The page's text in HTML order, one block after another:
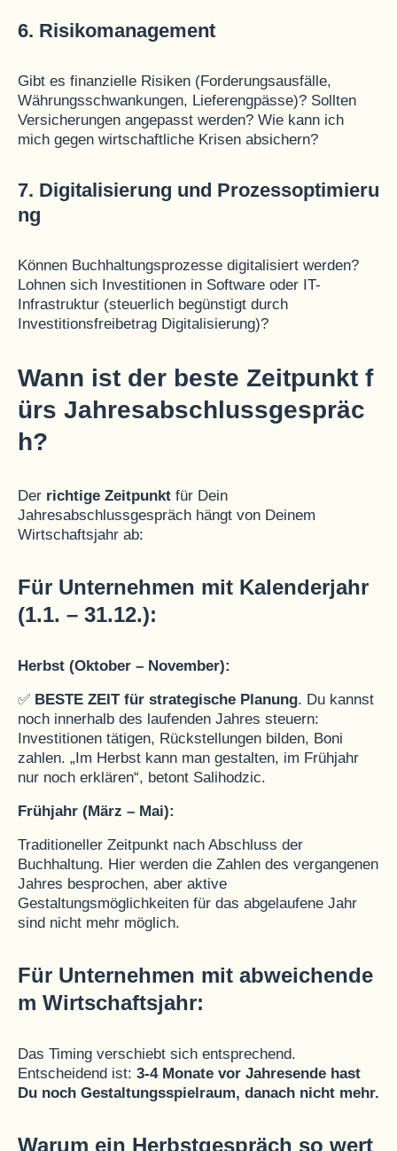
6. Risikomanagement
Gibt es finanzielle Risiken (Forderungsausfälle,
Währungsschwankungen, Lieferengpässe)? Sollten
Versicherungen angepasst werden? Wie kann ich
mich gegen wirtschaftliche Krisen absichern?
7. Digitalisierung und Prozessoptimieru
ng
Können Buchhaltungsprozesse digitalisiert werden?
Lohnen sich Investitionen in Software oder IT-
Infrastruktur (steuerlich begünstigt durch
Investitionsfreibetrag Digitalisierung)?
Wann ist der beste Zeitpunkt f
ürs Jahresabschlussgespräc
h?
Der richtige Zeitpunkt für Dein
Jahresabschlussgespräch hängt von Deinem
Wirtschaftsjahr ab:
Für Unternehmen mit Kalenderjahr
(1.1. – 31.12.):
Herbst (Oktober – November):
✅ BESTE ZEIT für strategische Planung. Du kannst
noch innerhalb des laufenden Jahres steuern:
Investitionen tätigen, Rückstellungen bilden, Boni
zahlen. „Im Herbst kann man gestalten, im Frühjahr
nur noch erklären“, betont Salihodzic.
Frühjahr (März – Mai):
Traditioneller Zeitpunkt nach Abschluss der
Buchhaltung. Hier werden die Zahlen des vergangenen
Jahres besprochen, aber aktive
Gestaltungsmöglichkeiten für das abgelaufene Jahr
sind nicht mehr möglich.
Für Unternehmen mit abweichende
m Wirtschaftsjahr:
Das Timing verschiebt sich entsprechend.
Entscheidend ist: 3-4 Monate vor Jahresende hast
Du noch Gestaltungsspielraum, danach nicht mehr.
Warum ein Herbstgespräch so wert